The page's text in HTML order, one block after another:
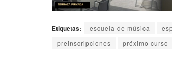
Etiquetas: escuela de música
preinscripciones
próximo curso